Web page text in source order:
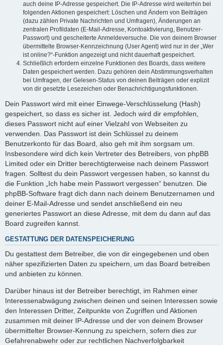
auch deine IP-Adresse gespeichert. Die IP-Adresse wird weiterhin bei
folgenden Aktionen gespeichert: Löschen und Ändern von Beiträgen
(dazu zählen Private Nachrichten und Umfragen), Änderungen an
zentralen Profildaten (E-Mail-Adresse, Kontoaktivierung, Benutzer-
Passwort) und gescheiterte Anmeldeversuche. Die von deinem Browser
übermittelte Browser-Kennzeichnung (User Agent) wird nur in der „Wer
ist online?“-Funktion angezeigt und nicht dauerhaft gespeichert.
Schließlich erfordern einzelne Funktionen des Boards, dass weitere
Daten gespeichert werden. Dazu gehören dein Abstimmungsverhalten
bei Umfragen, der Gelesen-Status von deinen Beiträgen oder explizit
von dir gesetzte Lesezeichen oder Benachrichtigungsfunktionen.
Dein Passwort wird mit einer Einwege-Verschlüsselung (Hash)
gespeichert, so dass es sicher ist. Jedoch wird dir empfohlen,
dieses Passwort nicht auf einer Vielzahl von Webseiten zu
verwenden. Das Passwort ist dein Schlüssel zu deinem
Benutzerkonto für das Board, also geh mit ihm sorgsam um.
Insbesondere wird dich kein Vertreter des Betreibers, von phpBB
Limited oder ein Dritter berechtigterweise nach deinem Passwort
fragen. Solltest du dein Passwort vergessen haben, so kannst du
die Funktion „Ich habe mein Passwort vergessen“ benutzen. Die
phpBB-Software fragt dich dann nach deinem Benutzernamen und
deiner E-Mail-Adresse und sendet anschließend ein neu
generiertes Passwort an diese Adresse, mit dem du dann auf das
Board zugreifen kannst.
GESTATTUNG DER DATENSPEICHERUNG
Du gestattest dem Betreiber, die von dir eingegebenen und oben
näher spezifizierten Daten zu speichern, um das Board betreiben
und anbieten zu können.
Darüber hinaus ist der Betreiber berechtigt, im Rahmen einer
Interessenabwägung zwischen deinen und seinen Interessen sowie
den Interessen Dritter, Zeitpunkte von Zugriffen und Aktionen
zusammen mit deiner IP-Adresse und der von deinem Browser
übermittelter Browser-Kennung zu speichern, sofern dies zur
Gefahrenabwehr oder zur rechtlichen Nachverfolgbarkeit